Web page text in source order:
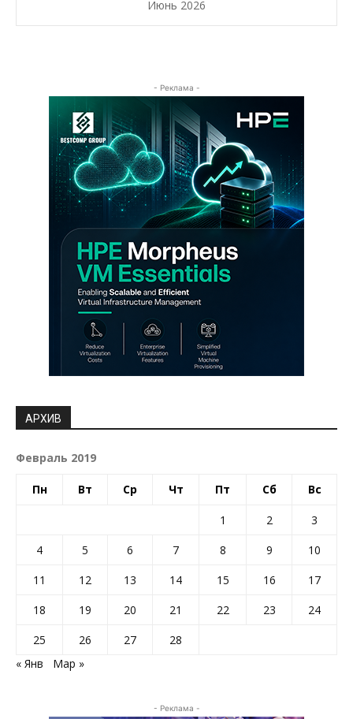
Июнь 2026
- Реклама -
АРХИВ
Февраль 2019
Пн Вт Ср Чт Пт Сб Вс
1 2
3
4
5 6 7 8 9
10
11
12 13 14 15 16
17
18
19 20 21 22 23
24
25
26 27
28
« Янв
Мар »
- Реклама -